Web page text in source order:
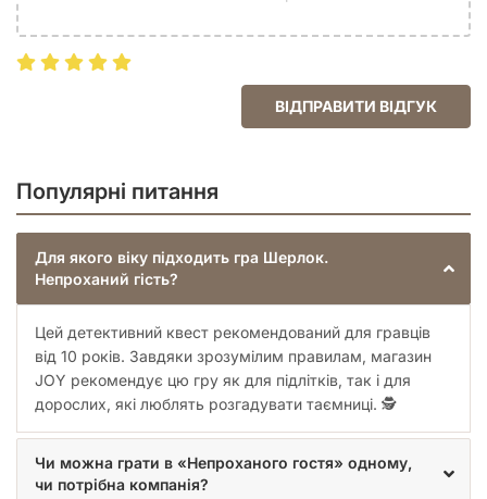
ВІДПРАВИТИ ВІДГУК
Популярні питання
Для якого віку підходить гра Шерлок.
Непроханий гість?
Цей детективний квест рекомендований для гравців
від 10 років. Завдяки зрозумілим правилам, магазин
JOY рекомендує цю гру як для підлітків, так і для
дорослих, які люблять розгадувати таємниці. 🕵️
Чи можна грати в «Непроханого гостя» одному,
чи потрібна компанія?